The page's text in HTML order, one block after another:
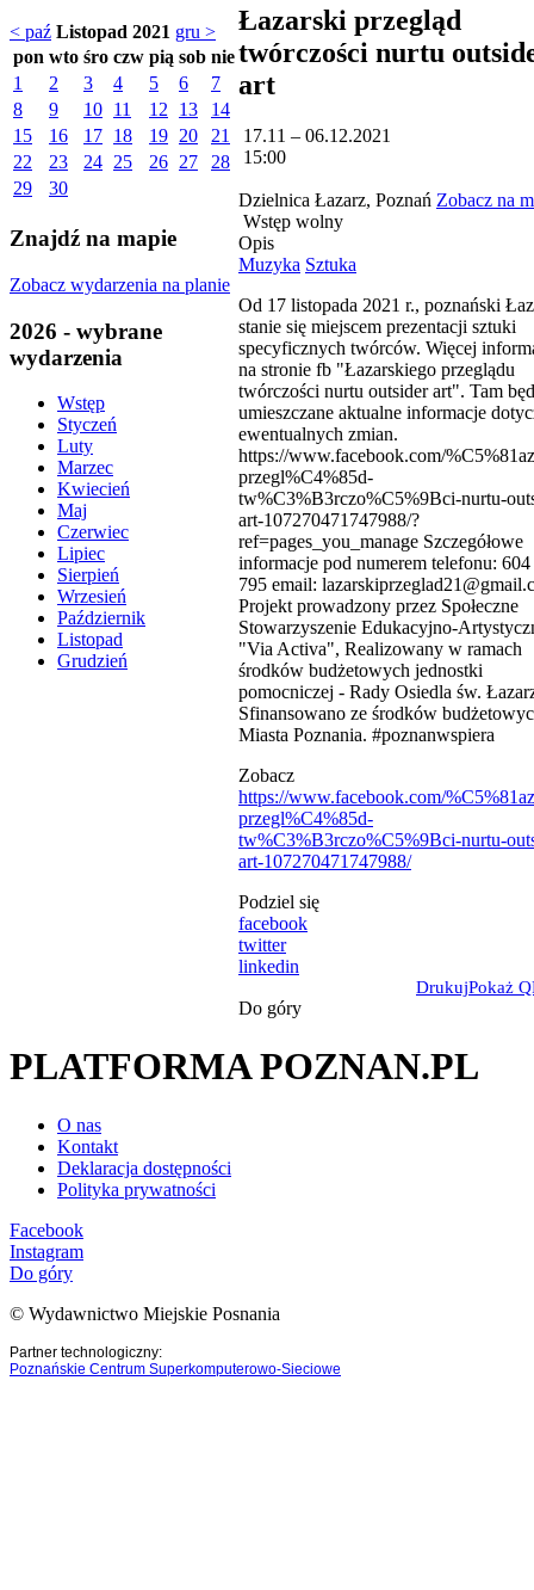
< paź Listopad 2021 gru >
pon wto śro czw pią sob nie
1
2 3 4 5 6
7
8
9 10 11 12 13
14
15
16 17 18 19 20
21
22
23 24 25 26 27
28
29
30
Znajdź na mapie
Zobacz wydarzenia na planie
2026 - wybrane
wydarzenia
Wstęp
Styczeń
Luty
Marzec
Kwiecień
Maj
Czerwiec
Lipiec
Sierpień
Wrzesień
Październik
Listopad
Grudzień
Łazarski przegląd
twórczości nurtu
art
17.11 – 06.12.2021
15:00
Dzielnica Łazarz, Poznań Zobacz na
Wstęp wolny
Opis
Muzyka Sztuka
Od 17 listopada 2021 r., poznański
stanie się miejscem prezentacji sztuki
specyficznych twórców. Więcej
na stronie fb "Łazarskiego przeglądu
twórczości nurtu outsider art". Tam
umieszczane aktualne informacje
ewentualnych zmian.
https://www.facebook.com/
przegl%C4%85d-
tw%C3%B3rczo%C5%9Bci-nurtu-
art-107270471747988/?
ref=pages_you_manage Szczegółowe
informacje pod numerem telefonu:
795 email:
Projekt prowadzony przez Społeczne
Stowarzyszenie Edukacyjno-
"Via Activa", Realizowany w ramach
środków budżetowych jednostki
pomocniczej - Rady Osiedla św.
Sfinansowano ze środków
Miasta Poznania. #poznanwspiera
Zobacz
https://www.facebook.com/
przegl%C4%85d-
tw%C3%B3rczo%C5%9Bci-nurtu-
art-107270471747988/
Podziel się
facebook
twitter
linkedin
DrukujPokaż
Do góry
PLATFORMA POZNAN.PL
O nas
Kontakt
Deklaracja dostępności
Polityka prywatności
Facebook
Instagram
Do góry
© Wydawnictwo Miejskie Posnania
Partner technologiczny:
Poznańskie Centrum Superkomputerowo-Sieciowe